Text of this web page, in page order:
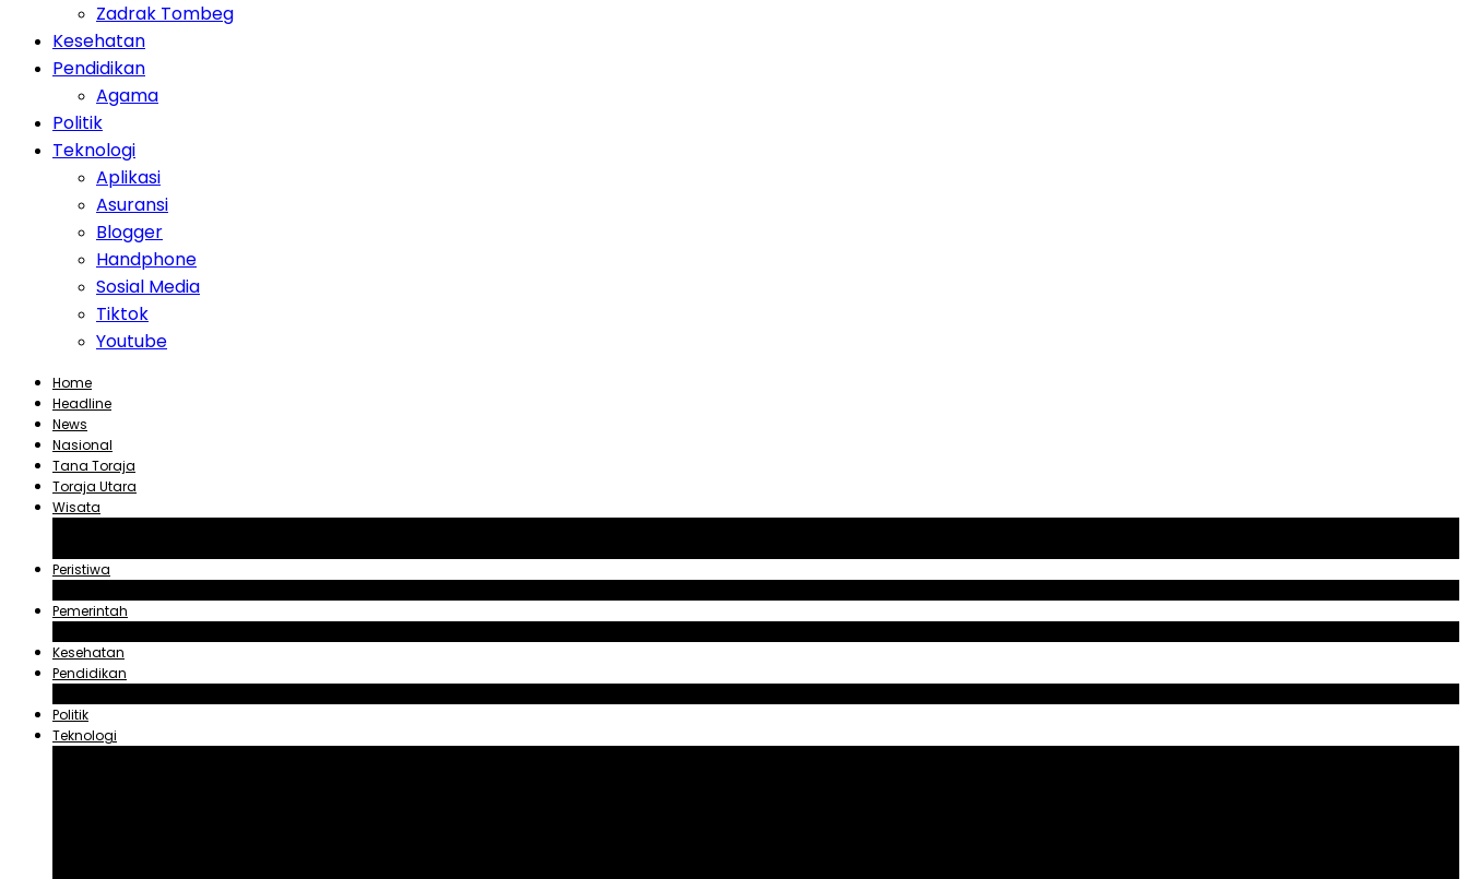
Zadrak Tombeg
Kesehatan
Pendidikan
Agama
Politik
Teknologi
Aplikasi
Asuransi
Blogger
Handphone
Sosial Media
Tiktok
Youtube
Home
Headline
News
Nasional
Tana Toraja
Toraja Utara
Wisata
Peristiwa
Pemerintah
Kesehatan
Pendidikan
Politik
Teknologi